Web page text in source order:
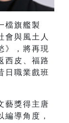
檔旗艦製
會與風土人
》，將再現
西皮、福路
日職業戲班
藝獎得主唐
編導角度，